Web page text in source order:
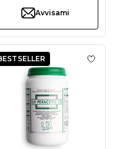
Avvisami
wishlist Smalto